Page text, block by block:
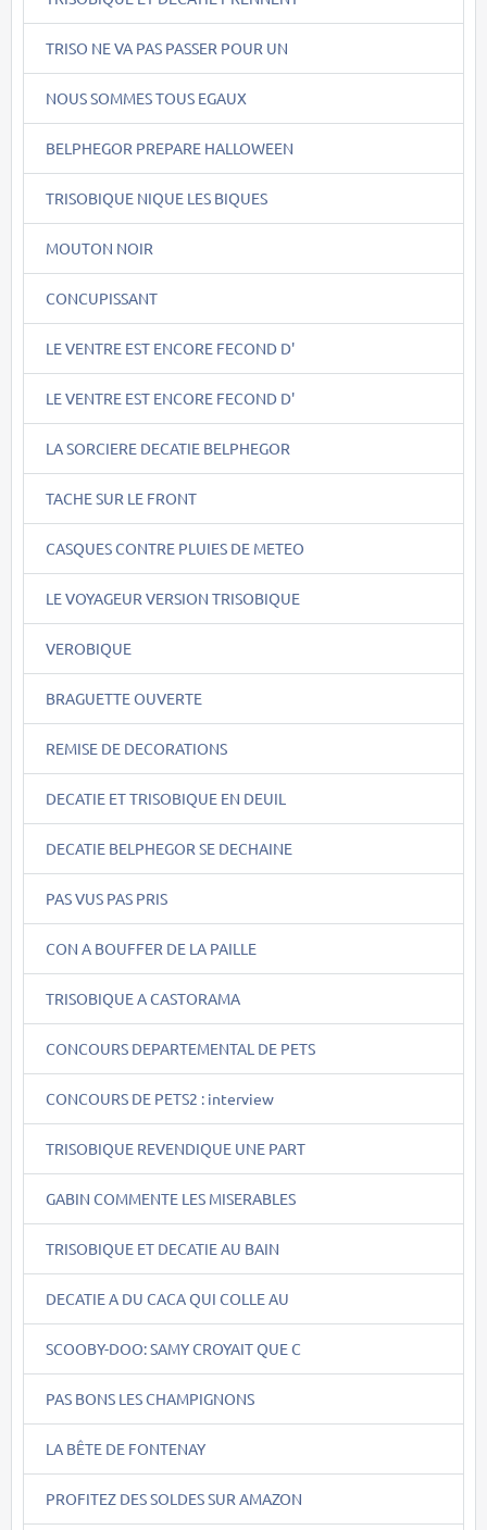
TRISO NE VA PAS PASSER POUR UN
NOUS SOMMES TOUS EGAUX
BELPHEGOR PREPARE HALLOWEEN
TRISOBIQUE NIQUE LES BIQUES
MOUTON NOIR
CONCUPISSANT
LE VENTRE EST ENCORE FECOND D'
LE VENTRE EST ENCORE FECOND D'
LA SORCIERE DECATIE BELPHEGOR
TACHE SUR LE FRONT
CASQUES CONTRE PLUIES DE METEO
LE VOYAGEUR VERSION TRISOBIQUE
VEROBIQUE
BRAGUETTE OUVERTE
REMISE DE DECORATIONS
DECATIE ET TRISOBIQUE EN DEUIL
DECATIE BELPHEGOR SE DECHAINE
PAS VUS PAS PRIS
CON A BOUFFER DE LA PAILLE
TRISOBIQUE A CASTORAMA
CONCOURS DEPARTEMENTAL DE PETS
CONCOURS DE PETS2 : interview
TRISOBIQUE REVENDIQUE UNE PART
GABIN COMMENTE LES MISERABLES
TRISOBIQUE ET DECATIE AU BAIN
DECATIE A DU CACA QUI COLLE AU
SCOOBY-DOO: SAMY CROYAIT QUE C
PAS BONS LES CHAMPIGNONS
LA BÊTE DE FONTENAY
PROFITEZ DES SOLDES SUR AMAZON